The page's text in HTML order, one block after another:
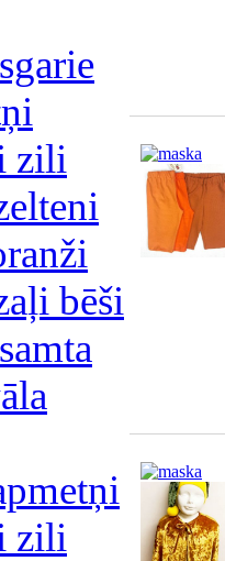
zili
bēši
zili